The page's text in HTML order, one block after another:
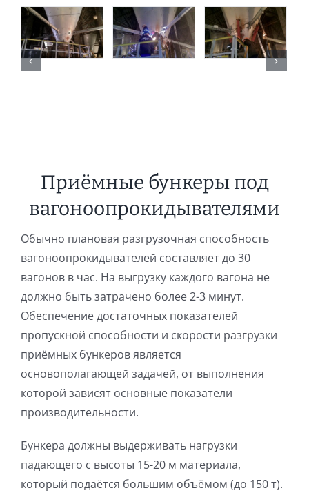
Приёмные бункеры под
вагоноопрокидывателями
Обычно плановая разгрузочная способность
вагоноопрокидывателей составляет до 30
вагонов в час. На выгрузку каждого вагона не
должно быть затрачено более 2-3 минут.
Обеспечение достаточных показателей
пропускной способности и скорости разгрузки
приёмных бункеров является
основополагающей задачей, от выполнения
которой зависят основные показатели
производительности.
Бункера должны выдерживать нагрузки
падающего с высоты 15-20 м материала,
который подаётся большим объёмом (до 150 т).